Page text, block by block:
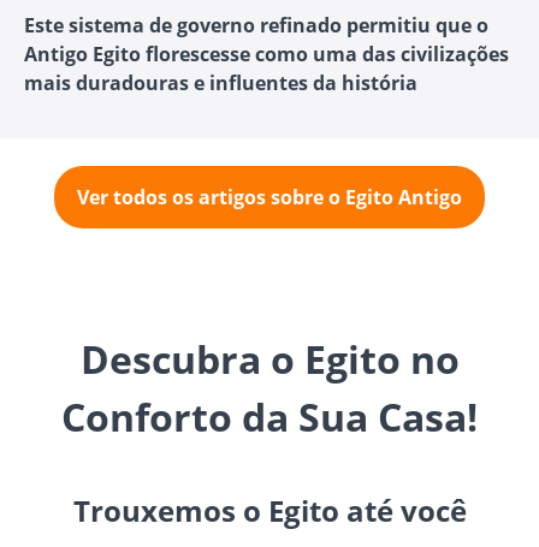
Este sistema de governo refinado permitiu que o
Antigo Egito florescesse como uma das civilizações
mais duradouras e influentes da história
Ver todos os artigos sobre o Egito Antigo
Descubra o Egito no
Conforto da Sua Casa!
Trouxemos o Egito até você